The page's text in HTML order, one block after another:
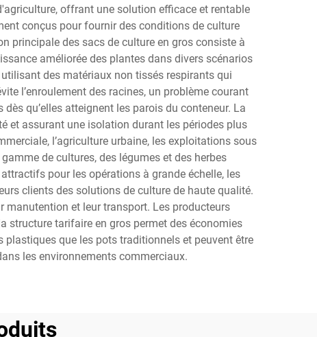
offrant une solution efficace et rentable
conçus pour fournir des conditions de culture
principale des sacs de culture en gros consiste à
améliorée des plantes dans divers scénarios
des matériaux non tissés respirants qui
l’enroulement des racines, un problème courant
qu’elles atteignent les parois du conteneur. La
et assurant une isolation durant les périodes plus
l’agriculture urbaine, les exploitations sous
de cultures, des légumes et des herbes
pour les opérations à grande échelle, les
clients des solutions de culture de haute qualité.
manutention et leur transport. Les producteurs
structure tarifaire en gros permet des économies
que les pots traditionnels et peuvent être
les environnements commerciaux.